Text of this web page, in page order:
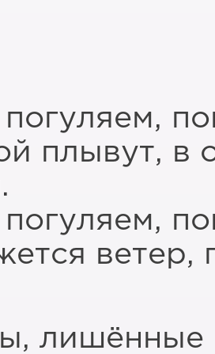
погуляем,
плывут, в
погуляем,
ветер,
лишённые